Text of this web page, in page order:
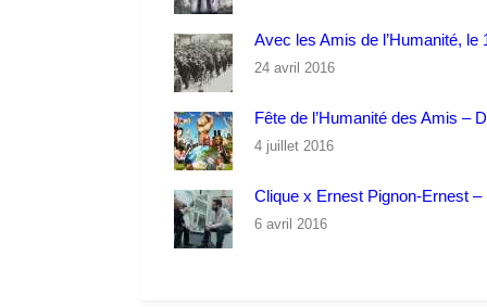
Avec les Amis de l’Humanité, le
24 avril 2016
Fête de l’Humanité des Amis –
4 juillet 2016
Clique x Ernest Pignon-Ernest
6 avril 2016